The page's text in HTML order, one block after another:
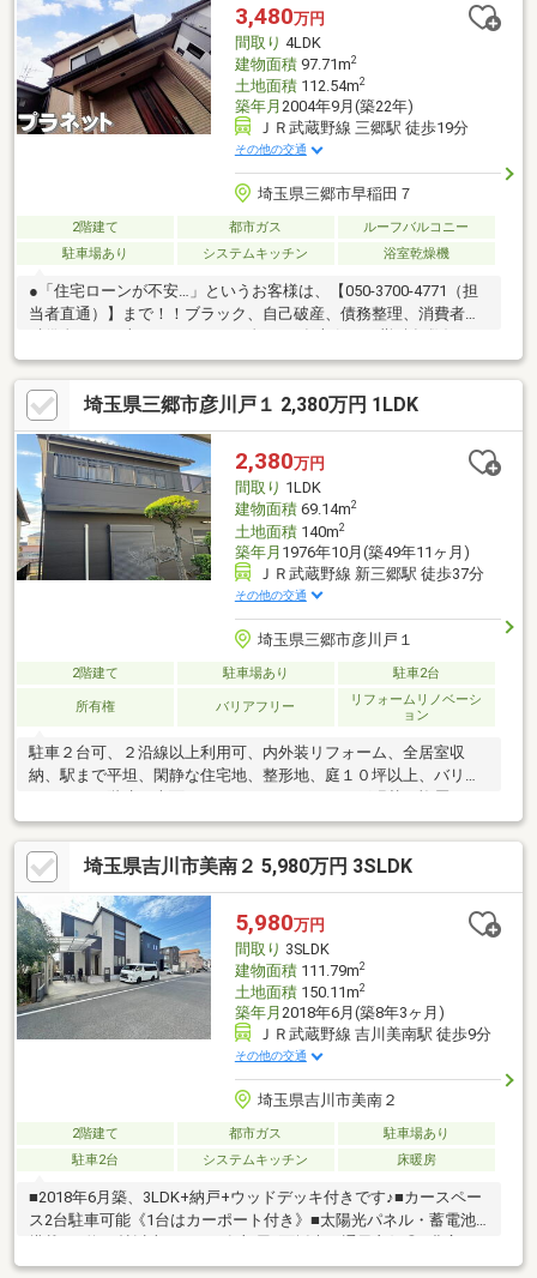
3,480万円
間取り 4LDK
建物面積97.71m2
土地面積112.54m2
築年月 2004年9月(築22年)
ＪＲ武蔵野線 三郷駅 徒歩19分
その他の交通
埼玉県三郷市早稲田７
2階建て 都市ガス
ルーフバルコニー
駐車場あり
システムキッチン 浴室乾燥機
●「住宅ローンが不安…」というお客様は、【050-3700-4771（担
当者直通）】まで！！ブラック、自己破産、債務整理、消費者金
母子家庭…他の不動産屋さんでダメだった方！！断れた方！！あ
きらめないで、もう一度お問い合わせください！！ダメだった原
因をしっかり追究すれば道が開ける可能性があります！！もし、
ダメだったとしても「いつまで？ どのようにしたらいいの
か？」まで解明いたします！！
埼玉県三郷市彦川戸１ 2,380万円 1LDK
2,380万円
間取り 1LDK
建物面積69.14m2
土地面積140m2
築年月 1976年10月(築49年11ヶ月)
ＪＲ武蔵野線 新三郷駅 徒歩37分
その他の交通
埼玉県三郷市彦川戸１
2階建て 駐車場あり 駐車2台
所有権 バリアフリー
リフォームリノベーシ
ョン
駐車２台可、２沿線以上利用可、内外装リフォーム、全居室収
納、駅まで平坦、閑静な住宅地、整形地、庭１０坪以上、バリア
ス、全室南向き、南庭、浴室に窓、リノベーション、全居室フロ
ーリング、リビング階段、平坦地
埼玉県吉川市美南２ 5,980万円 3SLDK
5,980万円
間取り 3SLDK
建物面積111.79m2
土地面積150.11m2
築年月 2018年6月(築8年3ヶ月)
ＪＲ武蔵野線 吉川美南駅 徒歩9分
その他の交通
埼玉県吉川市美南２
2階建て 都市ガス
駐車場あり
駐車2台
システムキッチン 床暖房
■2018年6月築、3LDK+納戸+ウッドデッキ付きです♪■カースペー
ス2台駐車可能《1台はカーポート付き》■太陽光パネル・蓄電池
住宅設備も魅力です！《LD床暖房/食洗機/水栓一体型浄水器/浴室